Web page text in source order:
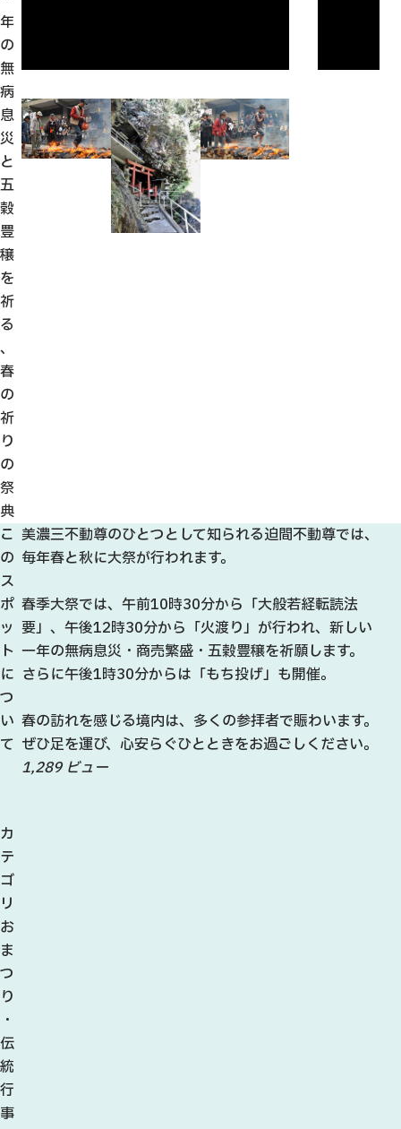
年
の
無
病
息
災
と
五
穀
豊
穣
を
祈
る
、
春
の
祈
り
の
祭
典
こ
の
ス
ポ
ッ
ト
に
つ
い
て
美濃三不動尊のひとつとして知られる迫間不動尊では、
毎年春と秋に大祭が行われます。
春季大祭では、午前10時30分から「大般若経転読法
要」、午後12時30分から「火渡り」が行われ、新しい
一年の無病息災・商売繁盛・五穀豊穣を祈願します。
さらに午後1時30分からは「もち投げ」も開催。
春の訪れを感じる境内は、多くの参拝者で賑わいます。
ぜひ足を運び、心安らぐひとときをお過ごしください。
1,289 ビュー
カ
テ
ゴ
リ
お
ま
つ
り
・
伝
統
行
事